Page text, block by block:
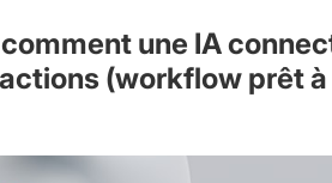
une IA
(workflow prêt